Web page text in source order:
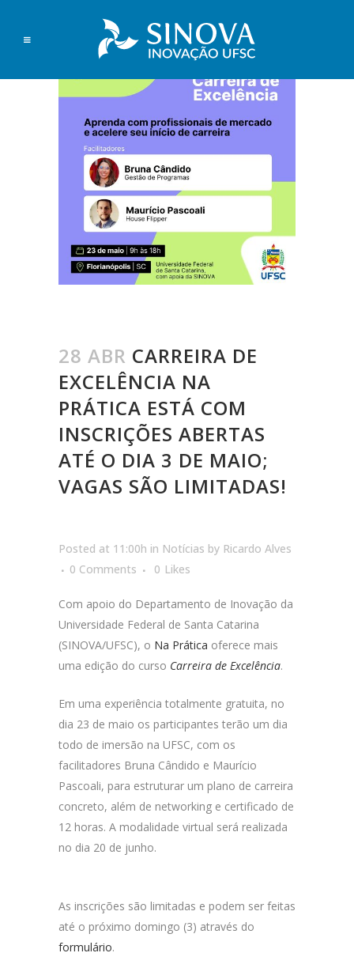
28 ABR CARREIRA DE
EXCELÊNCIA NA
PRÁTICA ESTÁ COM
INSCRIÇÕES ABERTAS
ATÉ O DIA 3 DE MAIO;
VAGAS SÃO LIMITADAS!
Posted at 11:00h in Notícias by Ricardo Alves
0 Comments
0 Likes
Com apoio do Departamento de Inovação da
Universidade Federal de Santa Catarina
(SINOVA/UFSC), o Na Prática oferece mais
uma edição do curso Carreira de Excelência.
Em uma experiência totalmente gratuita, no
dia 23 de maio os participantes terão um dia
todo de imersão na UFSC, com os
facilitadores Bruna Cândido e Maurício
Pascoali, para estruturar um plano de carreira
concreto, além de networking e certificado de
12 horas. A modalidade virtual será realizada
no dia 20 de junho.
As inscrições são limitadas e podem ser feitas
até o próximo domingo (3) através do
formulário.